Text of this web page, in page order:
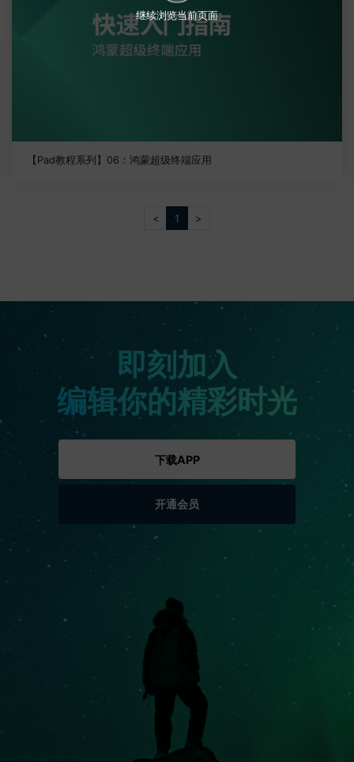
【Pad教程系列】06：鸿蒙超级终端应用
< 1 >
继续浏览当前页面
即刻加入
编辑你的精彩时光
下载APP
开通会员